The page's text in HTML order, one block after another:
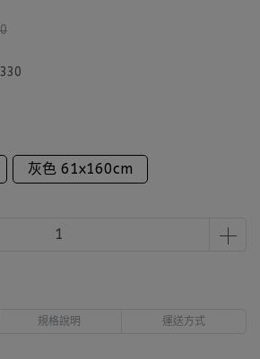
灰色 61x160cm
規格說明 運送方式